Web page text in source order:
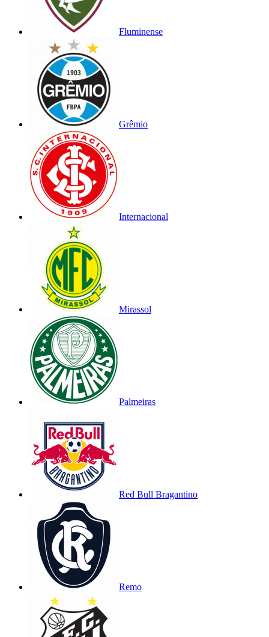
Fluminense
Grêmio
Internacional
Mirassol
Palmeiras
Red Bull Bragantino
Remo